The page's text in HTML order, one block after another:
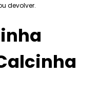
devolver.